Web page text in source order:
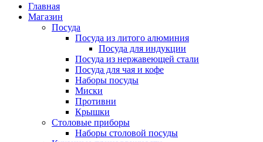
Главная
Магазин
Посуда
Посуда из литого алюминия
Посуда для индукции
Посуда из нержавеющей стали
Посуда для чая и кофе
Наборы посуды
Миски
Противни
Крышки
Столовые приборы
Наборы столовой посуды